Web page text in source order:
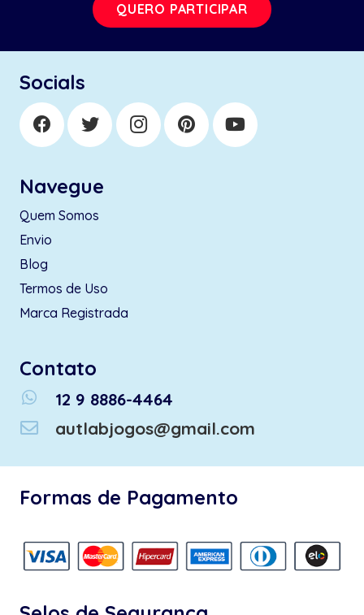
QUERO PARTICIPAR
Socials
Navegue
Quem Somos
Envio
Blog
Termos de Uso
Marca Registrada
Contato
whatsapp
12 9 8886-4464
autlabjogos@gmail.com
Formas de Pagamento